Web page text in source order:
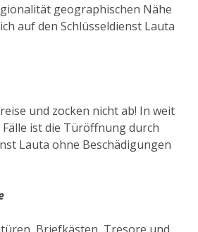
geographischen Nähe
auf den Schlüsseldienst Lauta
und zocken nicht ab! In weit
ist die Türöffnung durch
Lauta ohne Beschädigungen